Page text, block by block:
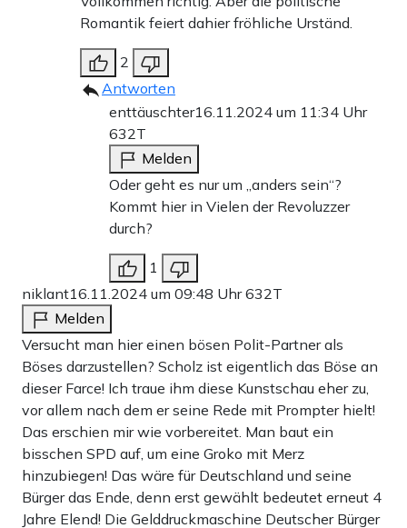
Romantik feiert dahier fröhliche Urständ.
2
Antworten
enttäuschter16.11.2024 um 11:34 Uhr
632T
Melden
Oder geht es nur um „anders sein“?
Kommt hier in Vielen der Revoluzzer
durch?
1
niklant16.11.2024 um 09:48 Uhr632T
Melden
Versucht man hier einen bösen Polit-Partner als
Böses darzustellen? Scholz ist eigentlich das Böse an
dieser Farce! Ich traue ihm diese Kunstschau eher zu,
vor allem nach dem er seine Rede mit Prompter hielt!
Das erschien mir wie vorbereitet. Man baut ein
bisschen SPD auf, um eine Groko mit Merz
hinzubiegen! Das wäre für Deutschland und seine
Bürger das Ende, denn erst gewählt bedeutet erneut 4
Jahre Elend! Die Gelddruckmaschine Deutscher Bürger